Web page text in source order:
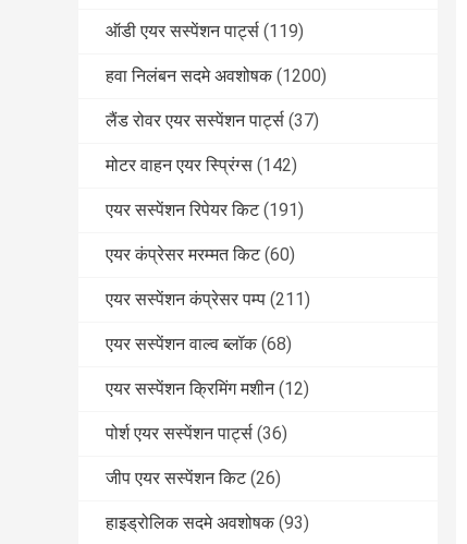
ऑडी एयर सस्पेंशन पार्ट्स (119)
हवा निलंबन सदमे अवशोषक (1200)
लैंड रोवर एयर सस्पेंशन पार्ट्स (37)
मोटर वाहन एयर स्प्रिंग्स (142)
एयर सस्पेंशन रिपेयर किट (191)
एयर कंप्रेसर मरम्मत किट (60)
एयर सस्पेंशन कंप्रेसर पम्प (211)
एयर सस्पेंशन वाल्व ब्लॉक (68)
एयर सस्पेंशन क्रिमिंग मशीन (12)
पोर्श एयर सस्पेंशन पार्ट्स (36)
जीप एयर सस्पेंशन किट (26)
हाइड्रोलिक सदमे अवशोषक (93)